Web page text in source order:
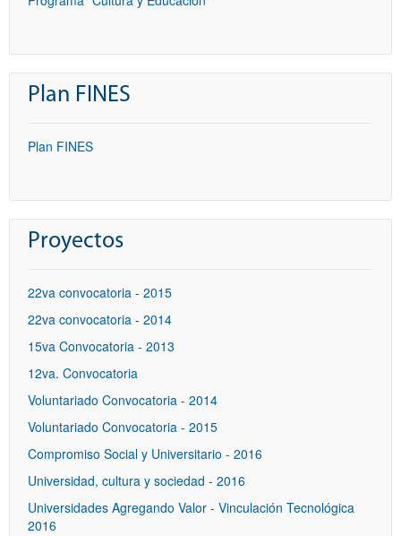
Plan FINES
Plan FINES
Proyectos
22va convocatoria - 2015
22va convocatoria - 2014
15va Convocatoria - 2013
12va. Convocatoria
Voluntariado Convocatoria - 2014
Voluntariado Convocatoria - 2015
Compromiso Social y Universitario - 2016
Universidad, cultura y sociedad - 2016
Universidades Agregando Valor - Vinculación Tecnológica
2016